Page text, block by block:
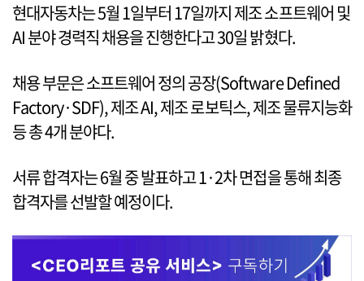
현대자동차는 5월 1일부터 17일까지 제조 소프트웨어 및
AI 분야 경력직 채용을 진행한다고 30일 밝혔다.
채용 부문은 소프트웨어 정의 공장(Software Defined
Factory·SDF), 제조 AI, 제조 로보틱스, 제조 물류지능화
등 총 4개 분야다.
서류 합격자는 6월 중 발표하고 1·2차 면접을 통해 최종
합격자를 선발할 예정이다.